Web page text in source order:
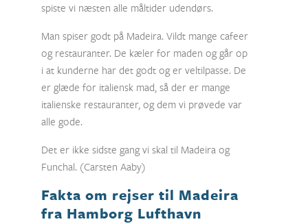
spiste vi næsten alle måltider udendørs.
Man spiser godt på Madeira. Vildt mange cafeer
og restauranter. De kæler for maden og går op
i at kunderne har det godt og er veltilpasse. De
er glæde for italiensk mad, så der er mange
italienske restauranter, og dem vi prøvede var
alle gode.
Det er ikke sidste gang vi skal til Madeira og
Funchal. (Carsten Aaby)
Fakta om rejser til Madeira
fra Hamborg Lufthavn